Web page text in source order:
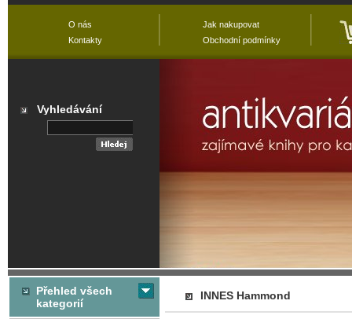
INNES Hammond
Přehled všech
kategorií
O nás
Kontakty
Jak nakupovat
Obchodní podmínky
Vyhledávání